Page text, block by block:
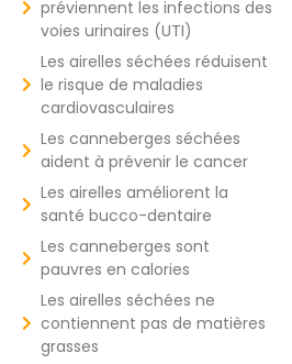
préviennent les infections des
voies urinaires (UTI)
Les airelles séchées réduisent
le risque de maladies
cardiovasculaires
Les canneberges séchées
aident à prévenir le cancer
Les airelles améliorent la
santé bucco-dentaire
Les canneberges sont
pauvres en calories
Les airelles séchées ne
contiennent pas de matières
grasses